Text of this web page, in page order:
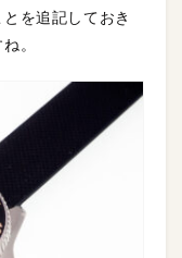
を追記しておき
。